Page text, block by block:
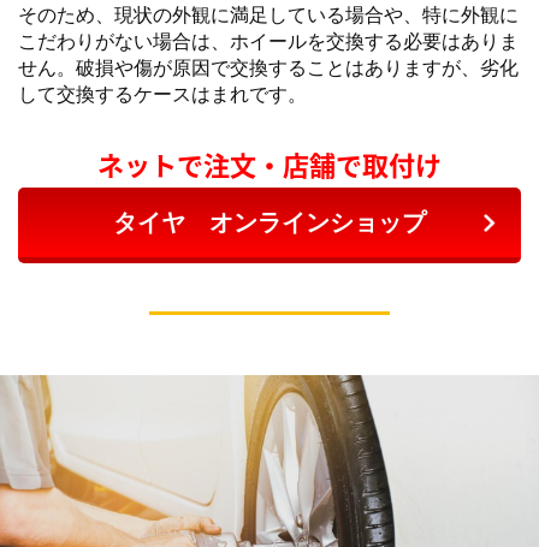
そのため、現状の外観に満足している場合や、特に外観に
こだわりがない場合は、ホイールを交換する必要はありま
せん。破損や傷が原因で交換することはありますが、劣化
して交換するケースはまれです。
ネットで注文・店舗で取付け
タイヤ オンラインショップ